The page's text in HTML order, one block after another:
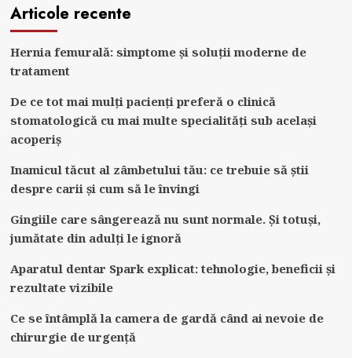
Articole recente
Hernia femurală: simptome și soluții moderne de
tratament
De ce tot mai mulți pacienți preferă o clinică
stomatologică cu mai multe specialități sub același
acoperiș
Inamicul tăcut al zâmbetului tău: ce trebuie să știi
despre carii și cum să le învingi
Gingiile care sângerează nu sunt normale. Și totuși,
jumătate din adulți le ignoră
Aparatul dentar Spark explicat: tehnologie, beneficii și
rezultate vizibile
Ce se întâmplă la camera de gardă când ai nevoie de
chirurgie de urgență